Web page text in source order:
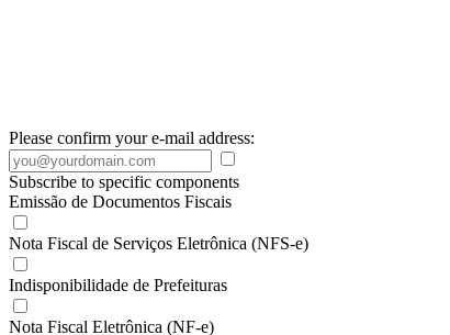
Please confirm your e-mail address:
Subscribe to specific components
Emissão de Documentos Fiscais
Nota Fiscal de Serviços Eletrônica (NFS-e)
Indisponibilidade de Prefeituras
Nota Fiscal Eletrônica (NF-e)